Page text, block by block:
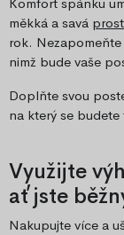
Komfort spánku
měkká a savá
rok.
nimž bude vaše
Doplňte svou
na který se budete
Využijte
ať jste
Nakupujte více a